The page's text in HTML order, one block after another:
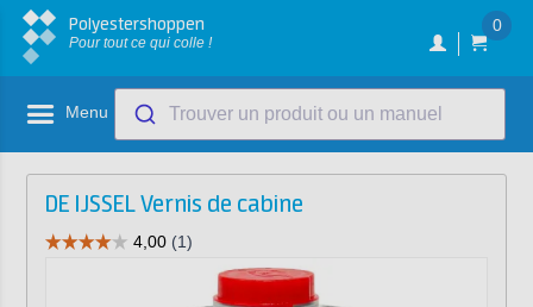
Polyestershoppen
Pour tout ce qui colle !
0
Menu Trouver un produit ou un manuel
DE IJSSEL Vernis de cabine